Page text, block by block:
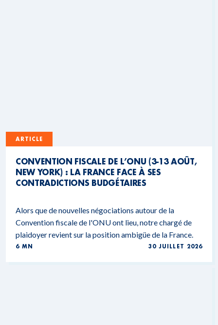
ARTICLE
CONVENTION FISCALE DE L’ONU (3-13 AOÛT,
NEW YORK) : LA FRANCE FACE À SES
CONTRADICTIONS BUDGÉTAIRES
Alors que de nouvelles négociations autour de la
Convention fiscale de l'ONU ont lieu, notre chargé de
plaidoyer revient sur la position ambigüe de la France.
6 MN 30 JUILLET 2026